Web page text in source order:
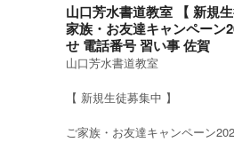
山口芳水書道教室 【 新規
家族・お友達キャンペーン
せ 電話番号 習い事 佐賀
山口芳水書道教室
【 新規生徒募集中 】
ご家族・お友達キャンペーン